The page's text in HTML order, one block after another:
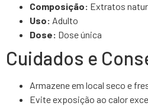
Composição: Extratos
Uso: Adulto
Dose: Dose única
Cuidados e
Armazene em local seco e
Evite exposição ao calor